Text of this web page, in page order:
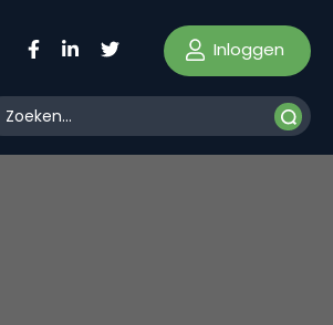
Inloggen